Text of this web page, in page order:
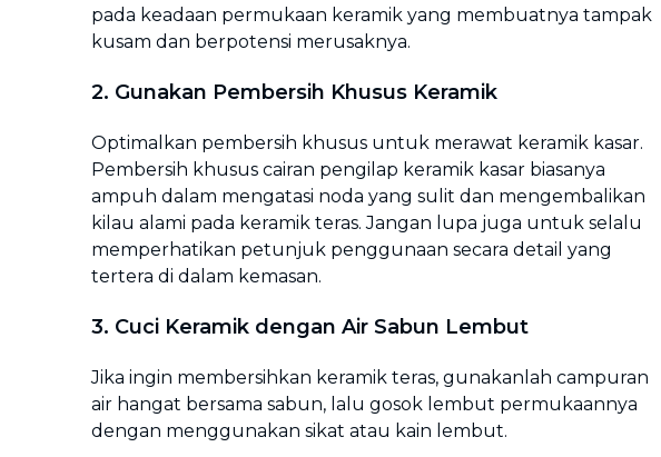
pada keadaan permukaan keramik yang membuatnya tampak
kusam dan berpotensi merusaknya.
2. Gunakan Pembersih Khusus Keramik
Optimalkan pembersih khusus untuk merawat keramik kasar.
Pembersih khusus cairan pengilap keramik kasar biasanya
ampuh dalam mengatasi noda yang sulit dan mengembalikan
kilau alami pada keramik teras. Jangan lupa juga untuk selalu
memperhatikan petunjuk penggunaan secara detail yang
tertera di dalam kemasan.
3. Cuci Keramik dengan Air Sabun Lembut
Jika ingin membersihkan keramik teras, gunakanlah campuran
air hangat bersama sabun, lalu gosok lembut permukaannya
dengan menggunakan sikat atau kain lembut.